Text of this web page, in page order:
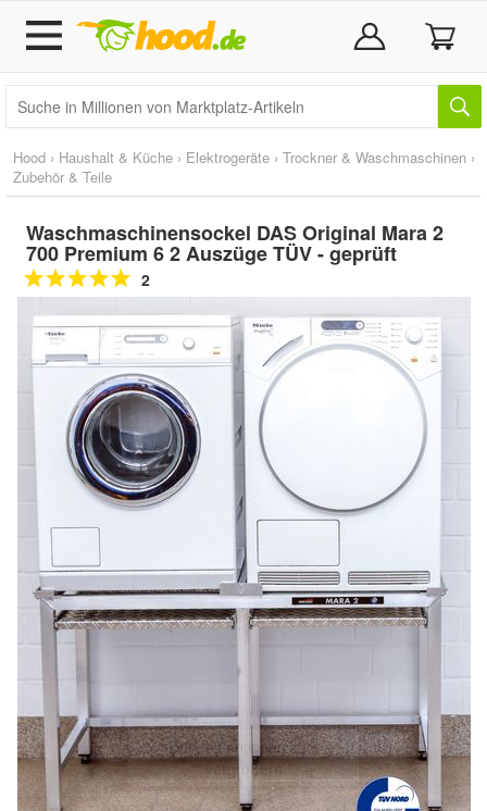
Hood › Haushalt & Küche › Elektrogeräte › Trockner & Waschmaschinen ›
Zubehör & Teile
Waschmaschinensockel DAS Original Mara 2
700 Premium 6 2 Auszüge TÜV - geprüft
2
Doppelt antippen zum
vergrößern